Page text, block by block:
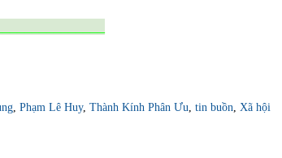
, Phạm Lê Huy, Thành Kính Phân Ưu, tin buồn, Xã hội